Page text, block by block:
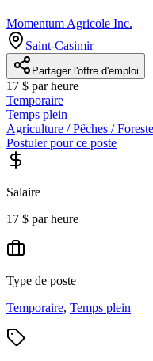
Momentum Agricole Inc.
Saint-Casimir
Partager l'offre d'emploi
17 $ par heure
Temporaire
Temps plein
Agriculture / Pêches /
Postuler pour ce poste
Salaire
17 $ par heure
Type de poste
Temporaire, Temps plein